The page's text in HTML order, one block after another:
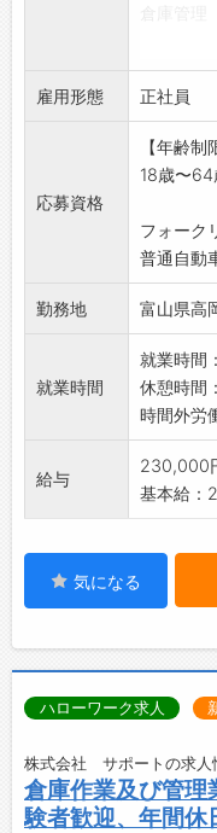
*作業(現
県、石川
*初めて
応募くだ
*当業務
【変更範
雇用形態 正社員
応募資格
【年齢制
18歳〜64
フォーク
普通自動
勤務地 富山県高
就業時間
就業時間
休憩時間
時間外労
給与
230,000
基本給
気になる
ハローワーク求人
株式会社 サポートの求人
倉庫作業及び管
験者歓迎、年間